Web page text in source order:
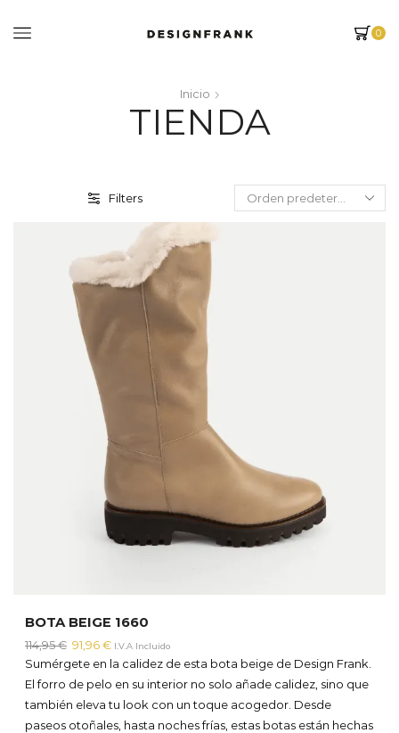
0
Inicio
TIENDA
Filters
BOTA BEIGE 1660
114,95€ El
precio
original
era:
114,95 €.
91,96€El
precio
91,96 €.
I.V.A Incluido
Sumérgete en la calidez de esta bota beige de Design Frank.
El forro de pelo en su interior no solo añade calidez, sino que
también eleva tu look con un toque acogedor. Desde
paseos otoñales, hasta noches frías, estas botas están hechas